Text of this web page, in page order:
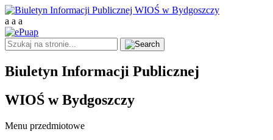
a a a
Biuletyn Informacji Publicznej
WIOŚ w Bydgoszczy
Menu przedmiotowe